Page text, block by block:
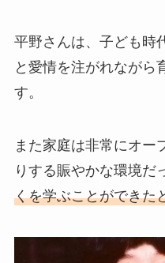
平野さんは、子ども時
と愛情を注がれながら
す。
また家庭は非常にオー
りする賑やかな環境だ
くを学ぶことができた